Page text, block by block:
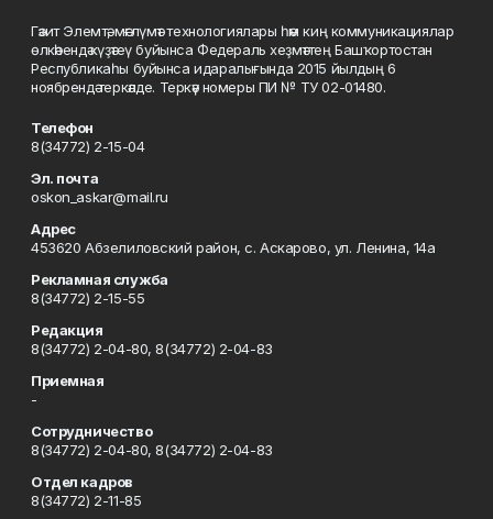
Гәзит Элемтә, мәғлүмәт технологиялары һәм киң коммуникациялар
өлкәһендә күҙәтеү буйынса Федераль хеҙмәттең Башҡортостан
Республикаһы буйынса идаралығында 2015 йылдың 6
ноябрендә теркәлде. Теркәү номеры ПИ № ТУ 02-01480.
Телефон
8(34772) 2-15-04
Эл. почта
oskon_askar@mail.ru
Адрес
453620 Абзелиловский район, с. Аскарово, ул. Ленина, 14а
Рекламная служба
8(34772) 2-15-55
Редакция
8(34772) 2-04-80, 8(34772) 2-04-83
Приемная
-
Сотрудничество
8(34772) 2-04-80, 8(34772) 2-04-83
Отдел кадров
8(34772) 2-11-85